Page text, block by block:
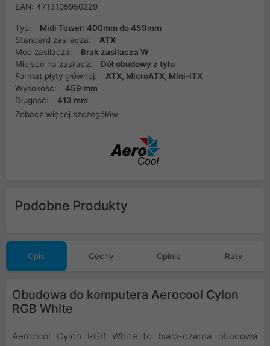
EAN: 4713105950229
Typ:
Midi Tower: 400mm do 459mm
Standard zasilacza:
ATX
Moc zasilacza:
Brak zasilacza W
Miejsce na zasilacz:
Dół obudowy z tyłu
Format płyty głównej:
ATX, MicroATX, Mini-ITX
Wysokość:
459 mm
Długość:
413 mm
Zobacz więcej szczegółów
Podobne Produkty
Opis Cechy Opinie Raty
Obudowa do komputera Aerocool Cylon
RGB White
Aerocool Cylon RGB White to biało-czarna obudowa